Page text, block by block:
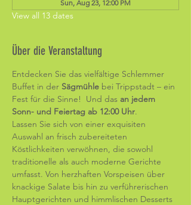
Sun, Aug 23, 12:00 PM
View all 13 dates
Über die Veranstaltung
Entdecken Sie das vielfältige Schlemmer
Buffet in der Sägmühle bei Trippstadt – ein
Fest für die Sinne!  Und das an jedem
Sonn- und Feiertag ab 12:00 Uhr.
Lassen Sie sich von einer exquisiten
Auswahl an frisch zubereiteten
Köstlichkeiten verwöhnen, die sowohl
traditionelle als auch moderne Gerichte
umfasst. Von herzhaften Vorspeisen über
knackige Salate bis hin zu verführerischen
Hauptgerichten und himmlischen Desserts